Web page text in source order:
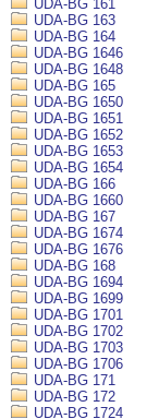
UDA-BG 161
UDA-BG 163
UDA-BG 164
UDA-BG 1646
UDA-BG 1648
UDA-BG 165
UDA-BG 1650
UDA-BG 1651
UDA-BG 1652
UDA-BG 1653
UDA-BG 1654
UDA-BG 166
UDA-BG 1660
UDA-BG 167
UDA-BG 1674
UDA-BG 1676
UDA-BG 168
UDA-BG 1694
UDA-BG 1699
UDA-BG 1701
UDA-BG 1702
UDA-BG 1703
UDA-BG 1706
UDA-BG 171
UDA-BG 172
UDA-BG 1724